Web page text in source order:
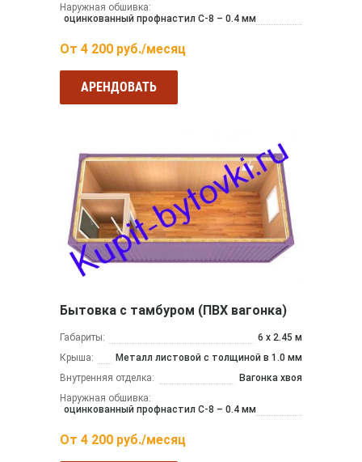
Наружная обшивка:
оцинкованный профнастил С-8 – 0.4 мм
От 4 200 руб./месяц
АРЕНДОВАТЬ
Бытовка с тамбуром (ПВХ вагонка)
Габариты:
6 х 2.45 м
Крыша:
Металл листовой с толщиной в 1.0 мм
Внутренняя отделка:
Вагонка хвоя
Наружная обшивка:
оцинкованный профнастил С-8 – 0.4 мм
От 4 200 руб./месяц